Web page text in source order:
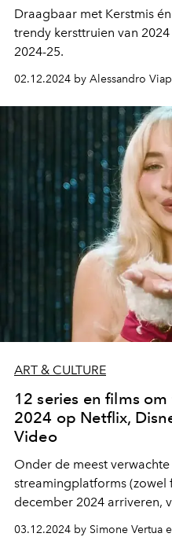
Draagbaar met Kerstmis
trendy kersttruien van
2024-25.
02.12.2024 by Alessandro
ART & CULTURE
12 series en films
2024 op Netflix,
Video
Onder de meest
streamingplatforms (zowel
december 2024 arriveren,
Nonsense Christmas met
03.12.2024 by Simone Vertua